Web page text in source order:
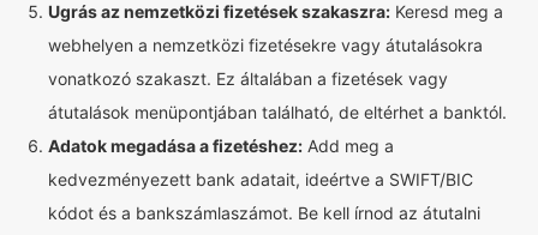
Ugrás az nemzetközi fizetések szakaszra: Keresd meg a
webhelyen a nemzetközi fizetésekre vagy átutalásokra
vonatkozó szakaszt. Ez általában a fizetések vagy
átutalások menüpontjában található, de eltérhet a banktól.
Adatok megadása a fizetéshez: Add meg a
kedvezményezett bank adatait, ideértve a SWIFT/BIC
kódot és a bankszámlaszámot. Be kell írnod az átutalni